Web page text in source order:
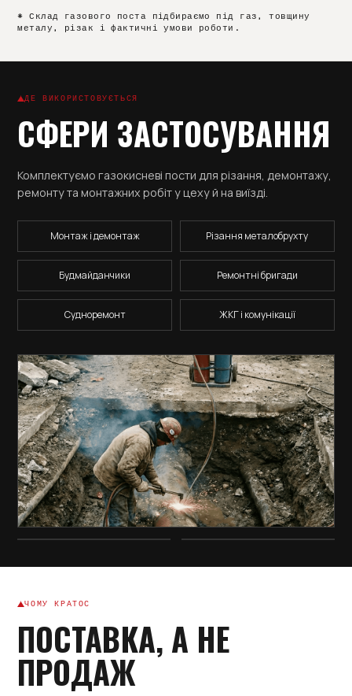
* Склад газового поста підбираємо під газ, товщину
металу, різак і фактичні умови роботи.
ДЕ ВИКОРИСТОВУЄТЬСЯ
СФЕРИ ЗАСТОСУВАННЯ
Комплектуємо газокисневі пости для різання, демонтажу,
ремонту та монтажних робіт у цеху й на виїзді.
Монтаж і демонтаж Різання металобрухту
Будмайданчики Ремонтні бригади
Судноремонт ЖКГ і комунікації
ЧОМУ КРАТОС
ПОСТАВКА, А НЕ
ПРОДАЖ